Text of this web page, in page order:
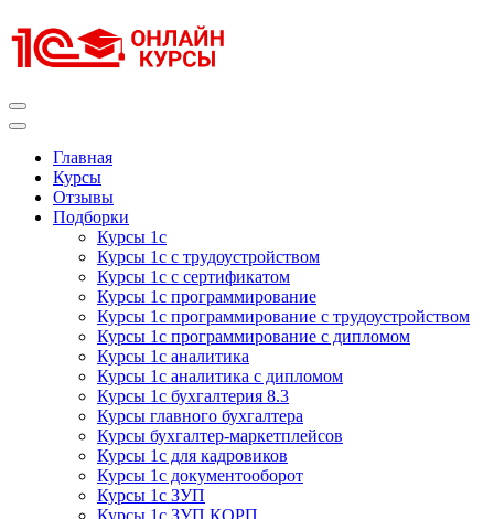
к
содержимому
Главная
Курсы
Отзывы
Подборки
Курсы 1с
Курсы 1с с трудоустройством
Курсы 1с с сертификатом
Курсы 1с программирование
Курсы 1с программирование с трудоустройством
Курсы 1с программирование с дипломом
Курсы 1с аналитика
Курсы 1с аналитика с дипломом
Курсы 1с бухгалтерия 8.3
Курсы главного бухгалтера
Курсы бухгалтер-маркетплейсов
Курсы 1с для кадровиков
Курсы 1с документооборот
Курсы 1с ЗУП
Курсы 1с ЗУП КОРП